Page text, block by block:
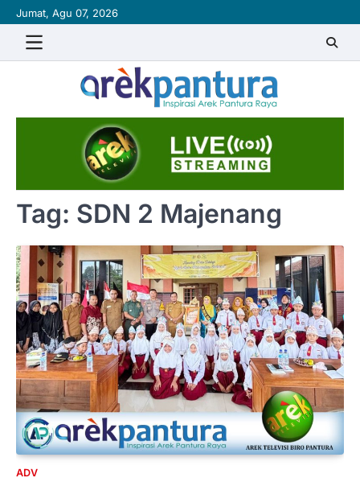
Skip
to
content
Jumat, Agu 07, 2026
Tag: SDN 2 Majenang
ADV